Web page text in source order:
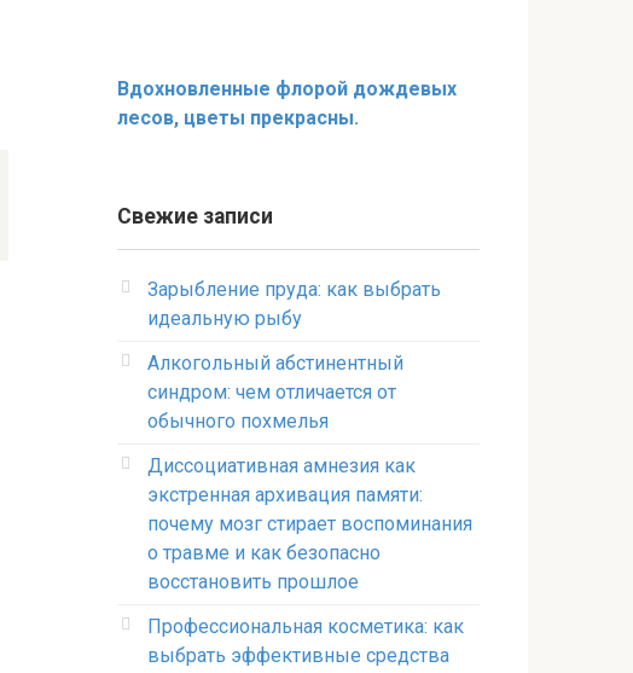
Вдохновленные флорой дождевых
лесов, цветы прекрасны.
Свежие записи
Зарыбление пруда: как выбрать
идеальную рыбу
Алкогольный абстинентный
синдром: чем отличается от
обычного похмелья
Диссоциативная амнезия как
экстренная архивация памяти:
почему мозг стирает воспоминания
о травме и как безопасно
восстановить прошлое
Профессиональная косметика: как
выбрать эффективные средства